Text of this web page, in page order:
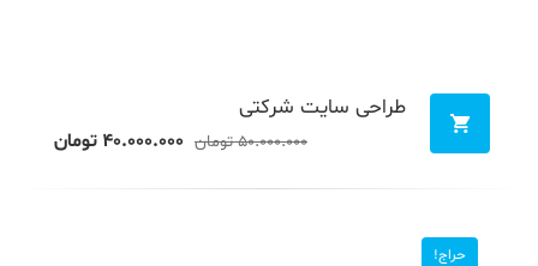
طراحی سایت شرکتی
۵۰.۰۰۰.۰۰۰ تومان ۴۰.۰۰۰.۰۰۰ تومان
حراج!